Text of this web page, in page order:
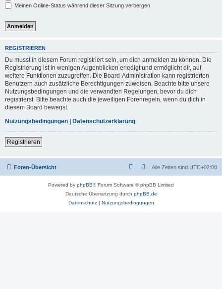
Meinen Online-Status während dieser Sitzung verbergen
REGISTRIEREN
Du musst in diesem Forum registriert sein, um dich anmelden zu können. Die
Registrierung ist in wenigen Augenblicken erledigt und ermöglicht dir, auf
weitere Funktionen zuzugreifen. Die Board-Administration kann registrierten
Benutzern auch zusätzliche Berechtigungen zuweisen. Beachte bitte unsere
Nutzungsbedingungen und die verwandten Regelungen, bevor du dich
registrierst. Bitte beachte auch die jeweiligen Forenregeln, wenn du dich in
diesem Board bewegst.
Nutzungsbedingungen | Datenschutzerklärung
Registrieren
Foren-Übersicht Alle Zeiten sind UTC+02:00
Powered by phpBB® Forum Software © phpBB Limited
Deutsche Übersetzung durch phpBB.de
Datenschutz| Nutzungsbedingungen